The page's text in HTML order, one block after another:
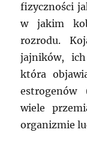
fizyczności
w jakim
rozrodu.
jajników,
która
estrogenów
wiele
organizmie